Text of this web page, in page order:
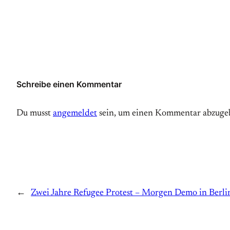
Schreibe einen Kommentar
Du musst angemeldet sein, um einen Kommentar
← Zwei Jahre Refugee Protest – Morgen Demo in